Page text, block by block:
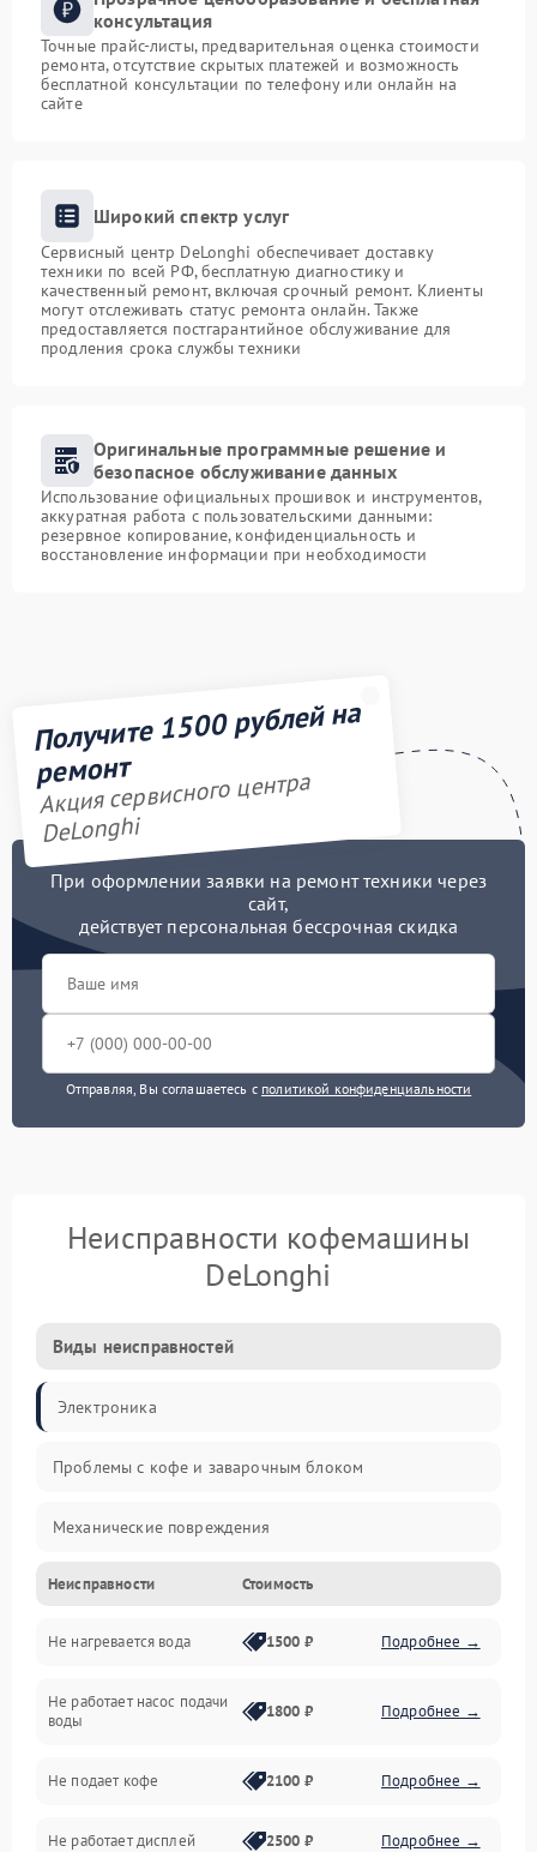
консультация
Точные прайс-листы, предварительная оценка стоимости
ремонта, отсутствие скрытых платежей и возможность
бесплатной консультации по телефону или онлайн на
сайте
Широкий спектр услуг
Сервисный центр DeLonghi обеспечивает доставку
техники по всей РФ, бесплатную диагностику и
качественный ремонт, включая срочный ремонт. Клиенты
могут отслеживать статус ремонта онлайн. Также
предоставляется постгарантийное обслуживание для
продления срока службы техники
Оригинальные программные решение и
безопасное обслуживание данных
Использование официальных прошивок и инструментов,
аккуратная работа с пользовательскими данными:
резервное копирование, конфиденциальность и
восстановление информации при необходимости
Получите 1500 рублей на
ремонт
Акция сервисного центра
DeLonghi
При оформлении заявки на ремонт техники через
сайт,
действует персональная бессрочная скидка
Отправляя, Вы соглашаетесь с политикой конфиденциальности
Неисправности кофемашины
DeLonghi
Виды неисправностей
Электроника
Проблемы с кофе и заварочным блоком
Механические повреждения
Прочие неисправности
Включение и работа
Проблемы с водой
Проблемы с капучинатором и паром
Управление и электроника
Неисправности Стоимость
Не нагревается вода 1500 ₽ Подробнее →
Не работает насос подачи
воды
1800 ₽ Подробнее →
Не подает кофе 2100 ₽ Подробнее →
Не работает дисплей 2500 ₽ Подробнее →